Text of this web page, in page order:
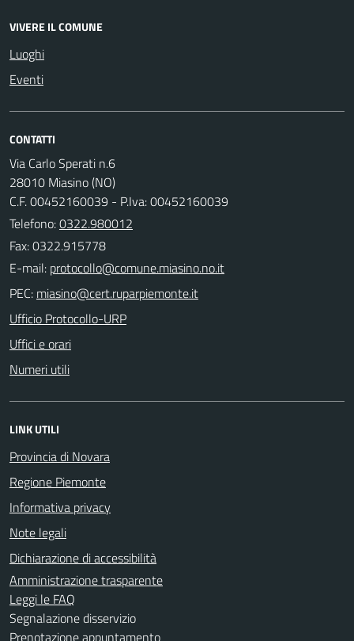
VIVERE IL COMUNE
Luoghi
Eventi
CONTATTI
Via Carlo Sperati n.6
28010 Miasino (NO)
C.F. 00452160039 - P.Iva: 00452160039
Telefono:0322.980012
Fax: 0322.915778
E-mail:
PEC:
Ufficio Protocollo-URP
Uffici e orari
Numeri utili
LINK UTILI
Provincia di Novara
Regione Piemonte
Informativa privacy
Note legali
Dichiarazione di accessibilità
Amministrazione trasparente
Leggi le FAQ
Segnalazione disservizio
Prenotazione appuntamento